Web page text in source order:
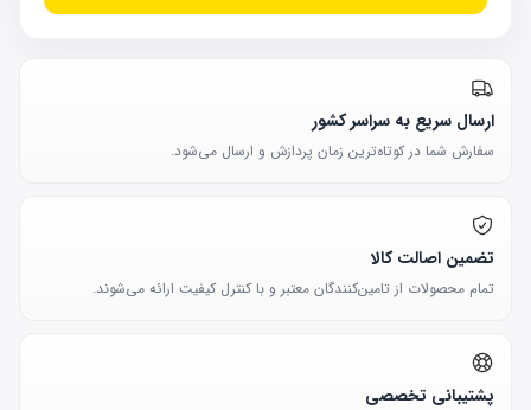
ارسال سریع به سراسر کشور
سفارش شما در کوتاه‌ترین زمان پردازش و ارسال می‌شود.
تضمین اصالت کالا
تمام محصولات از تامین‌کنندگان معتبر و با کنترل کیفیت ارائه می‌شوند.
پشتیبانی تخصصی